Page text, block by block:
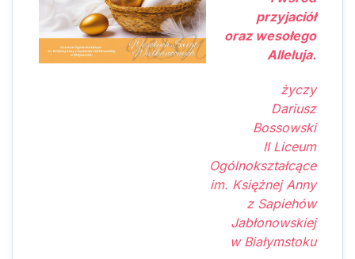
przyjaciół
oraz wesołego
Alleluja.
życzy
Dariusz
Bossowski
II Liceum
Ogólnokształcące
im. Księżnej Anny
z Sapiehów
Jabłonowskiej
w Białymstoku